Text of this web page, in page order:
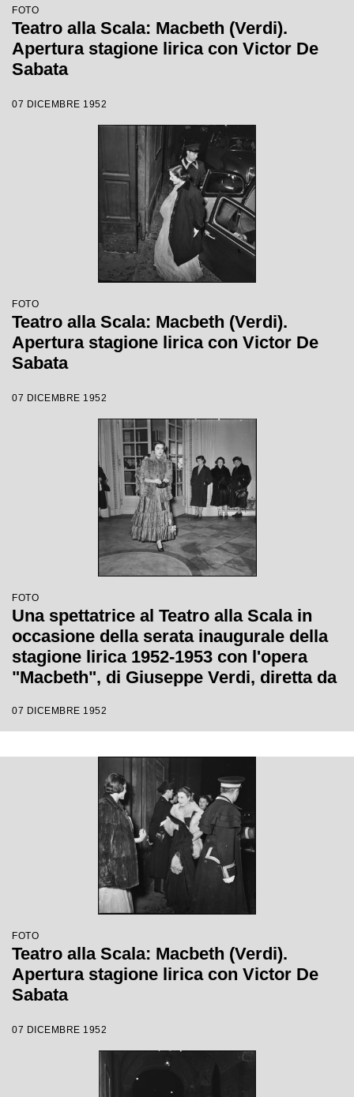
FOTO
Teatro alla Scala: Macbeth (Verdi).
Apertura stagione lirica con Victor De
Sabata
07 DICEMBRE 1952
FOTO
Teatro alla Scala: Macbeth (Verdi).
Apertura stagione lirica con Victor De
Sabata
07 DICEMBRE 1952
FOTO
Una spettatrice al Teatro alla Scala in
occasione della serata inaugurale della
stagione lirica 1952-1953 con l'opera
"Macbeth", di Giuseppe Verdi, diretta da
Ebert
07 DICEMBRE 1952
FOTO
Teatro alla Scala: Macbeth (Verdi).
Apertura stagione lirica con Victor De
Sabata
07 DICEMBRE 1952